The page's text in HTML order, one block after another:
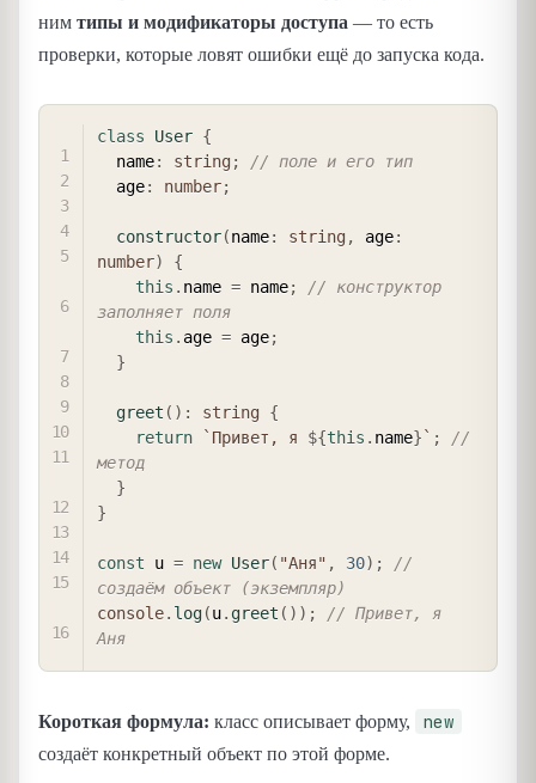
ним типы и модификаторы доступа — то есть
проверки, которые ловят ошибки ещё до запуска кода.
class User {
  name
: string ;
// поле и его тип
  age
: number;
constructor(name: string , age:
number)
{
this . name = name;
// конструктор
заполняет поля
this . age = age;
}
greet ( ) : string
{
return
` Привет, я ${this . name} ` ;
//
метод
}
}
const u = new User( "Аня" , 30) ;
//
создаём объект (экземпляр)
console. log(u. greet ( ) ) ;
// Привет, я
Аня
Короткая формула: класс описывает форму, new
создаёт конкретный объект по этой форме.